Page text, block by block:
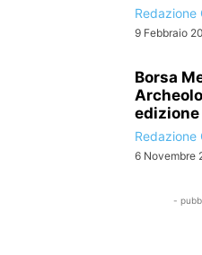
Redazione
9 Febbraio
Borsa
edizione
Redazione
6 Novembre
-